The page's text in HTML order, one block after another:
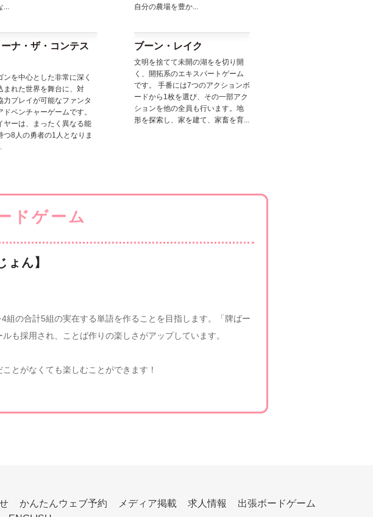
自分の農場を豊か...
ナ・ザ・コンテス
ンを中心とした非常に深く
まれた世界を舞台に、対
力プレイが可能なファンタ
ドベンチャーゲームです。
ヤーは、まったく異なる能
つ8人の勇者の1人となりま
ブーン・レイク
文明を捨てて未開の湖をを切り開
く、開拓系のエキスパートゲーム
です。 手番には7つのアクションボ
ードから1枚を選び、その一部アク
ションを他の全員も行います。地
形を探索し、家を建て、家畜を育...
ん】
の合計5組の実在する単語を作ることを目指します。「牌ばー
も採用され、ことば作りの楽しさがアップしています。
とがなくても楽しむことができます！
かんたんウェブ予約 メディア掲載 求人情報
出張ボードゲーム